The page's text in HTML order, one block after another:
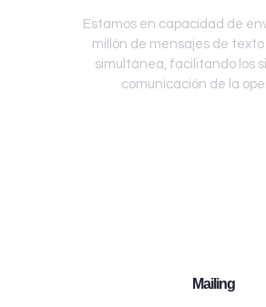
Estamos en capacidad de
millón de mensajes de
simultánea, facilitando los
comunicación de la
Mailing